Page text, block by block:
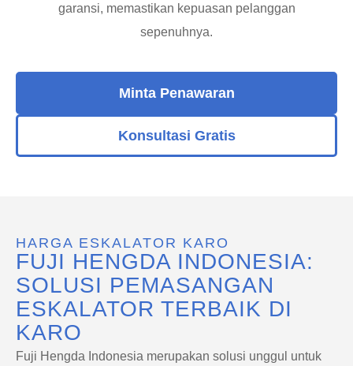
garansi, memastikan kepuasan pelanggan
sepenuhnya.
Minta Penawaran
Konsultasi Gratis
HARGA ESKALATOR KARO
FUJI HENGDA INDONESIA:
SOLUSI PEMASANGAN
ESKALATOR TERBAIK DI
KARO
Fuji Hengda Indonesia merupakan solusi unggul untuk